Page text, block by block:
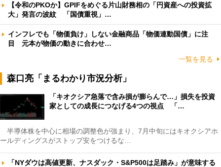
【令和のPKOか】GPIFをめぐる片山財務相の「円資産への投資拡
大」発言の波紋 「国債重視」…
インフレでも「物価負け」しない金融商品「物価連動国債」に注
目 元本が物価の動きに合わせ…
一覧を見る
森口亮「まるわかり市況分析」
「キオクシア急落で含み損が膨らんで…」損失を投資
家としての成長につなげる4つの視点 「…
半導体株を中心に相場の調整色が強まり、7月中旬にはキオクシアホ
ールディングスがストップ安をつけるな…
「NYダウは高値更新、ナスダック・S&P500は足踏み」が意味する